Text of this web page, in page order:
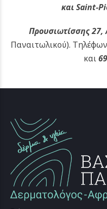
και Saint-
Προυσιωτίσσης 27,
Παναιτωλικού).
και